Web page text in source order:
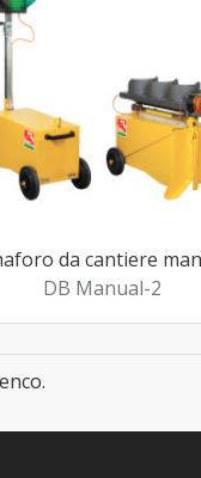
da cantiere
DB Manual-2